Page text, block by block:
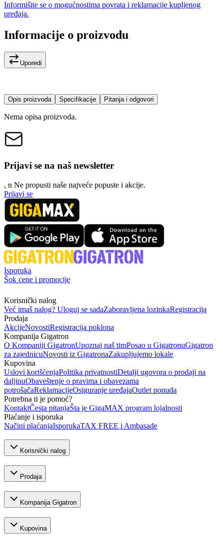
Informišite se o mogućnostima povrata i reklamacije kupljenog
uređaja.
Informacije o proizvodu
Uporedi
Opis proizvoda Specifikacije Pitanja i odgovori
Nema opisa proizvoda.
Prijavi se na naš newsletter
, n Ne propusti naše najveće popuste i akcije.
Prijavi se
Isporuka
Šok cene i promocije
Korisnički nalog
Već imaš nalog? Uloguj se sadaZaboravljena lozinkaRegistracija
Prodaja
AkcijeNovostiRegistracija poklona
Kompanija Gigatron
O Kompaniji GigatronUpoznaj naš timPosao u GigatronuGigatron
za zajednicuNovosti iz GigatronaZakupljujemo lokale
Kupovina
Uslovi korišćenjaPolitika privatnostiDetalji ugovora o prodaji na
daljinuObaveštenje o pravima i obavezama
potrošačaReklamacijeOsiguranje uređajaOutlet ponuda
Potrebna ti je pomoć?
KontaktČesta pitanjaŠta je GigaMAX program lojalnosti
Plaćanje i isporuka
Načini plaćanjaIsporukaTAX FREE i Ambasade
Korisnički nalog
Prodaja
Kompanija Gigatron
Kupovina